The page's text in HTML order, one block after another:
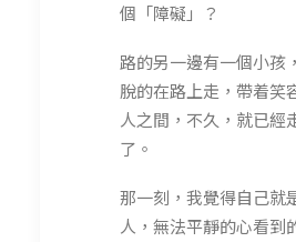
個「障礙」？
路的另一邊有一個小孩
脫的在路上走，帶着笑
人之間，不久，就已經
了。
那一刻，我覺得自己就
人，無法平靜的心看到